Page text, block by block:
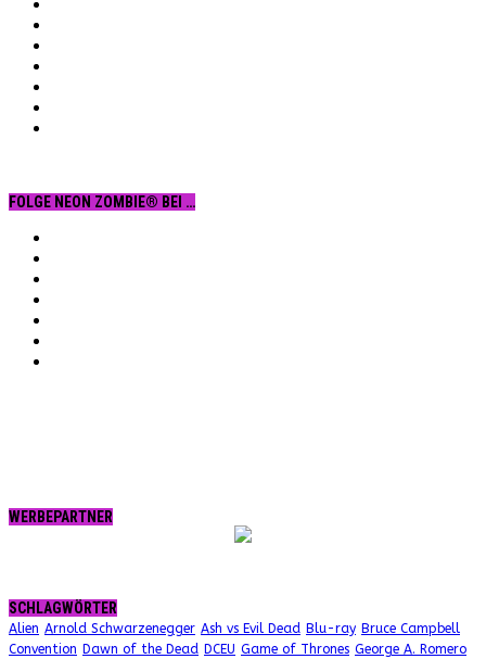
FOLGE NEON ZOMBIE® BEI …
WERBEPARTNER
SCHLAGWÖRTER
Alien Arnold Schwarzenegger Ash vs Evil Dead Blu-ray Bruce Campbell
Convention Dawn of the Dead DCEU Game of Thrones George A. Romero